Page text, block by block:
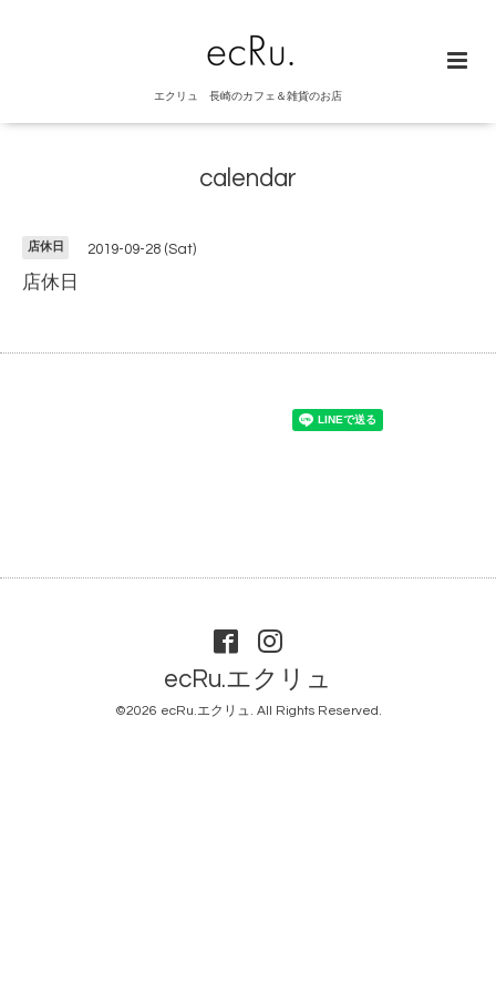
エクリュ 長崎のカフェ＆雑貨のお店
calendar
店休日 2019-09-28 (Sat)
店休日
ecRu.エクリュ
©2026 ecRu.エクリュ. All Rights Reserved.